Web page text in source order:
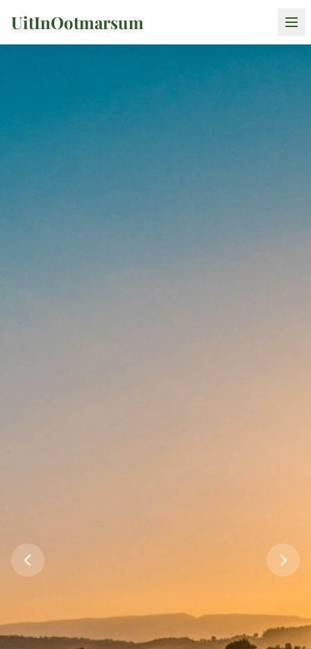
UitInOotmarsum